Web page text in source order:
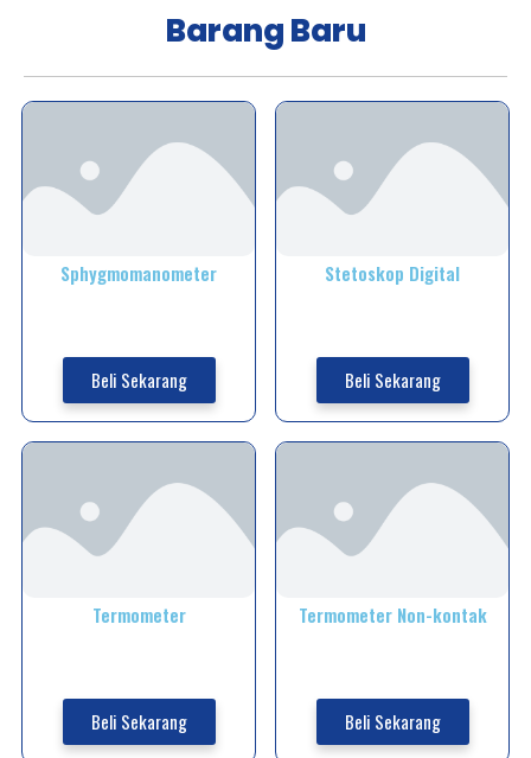
Barang Baru
Sphygmomanometer
Beli Sekarang
Stetoskop Digital
Beli Sekarang
Termometer
Beli Sekarang
Termometer Non-kontak
Beli Sekarang